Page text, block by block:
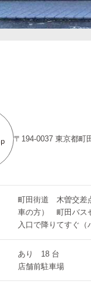
〒194-0037 東京都町
町田街道 木曽交差
車の方） 町田バス
入口で降りてすぐ（
あり 18 台
店舗前駐車場